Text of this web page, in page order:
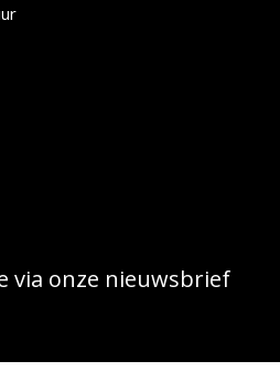
via onze nieuwsbrief